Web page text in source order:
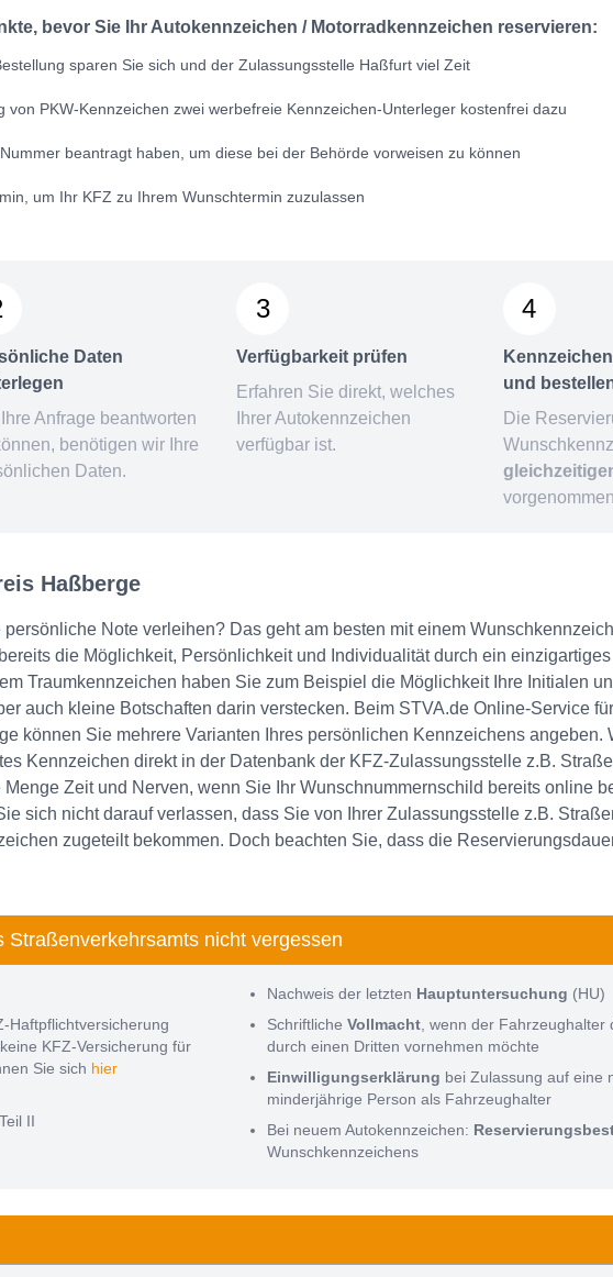
bevor Sie Ihr Autokennzeichen / Motorradkennzeichen reservieren:
sparen Sie sich und der Zulassungsstelle Haßfurt viel Zeit
von PKW-Kennzeichen zwei werbefreie Kennzeichen-Unterleger kostenfrei dazu
beantragt haben, um diese bei der Behörde vorweisen zu können
um Ihr KFZ zu Ihrem Wunschtermin zuzulassen
Daten
Anfrage beantworten
benötigen wir Ihre
Daten.
3
Verfügbarkeit prüfen
Erfahren Sie direkt, welches
Ihrer Autokennzeichen
verfügbar ist.
4
und
Die
Haßberge
Note verleihen? Das geht am besten mit einem
die Möglichkeit, Persönlichkeit und Individualität durch ein einzigartiges
Traumkennzeichen haben Sie zum Beispiel die Möglichkeit Ihre Initialen
auch kleine Botschaften darin verstecken. Beim STVA.de Online-Service für
können Sie mehrere Varianten Ihres persönlichen Kennzeichens angeben.
Kennzeichen direkt in der Datenbank der KFZ-Zulassungsstelle z.B.
Zeit und Nerven, wenn Sie Ihr Wunschnummernschild bereits online
sich nicht darauf verlassen, dass Sie von Ihrer Zulassungsstelle z.B.
zugeteilt bekommen. Doch beachten Sie, dass die
nicht vergessen
Haftpflichtversicherung
KFZ-Versicherung für
Sie sich hier
II
Nachweis der letzten Hauptuntersuchung (HU)
Schriftliche Vollmacht , wenn der Fahrzeughalter
durch einen Dritten vornehmen möchte
Einwilligungserklärung bei Zulassung auf eine
minderjährige Person als Fahrzeughalter
Bei neuem Autokennzeichen:
Wunschkennzeichens